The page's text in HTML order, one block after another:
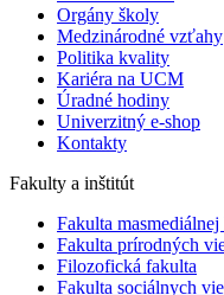
Orgány školy
Medzinárodné vzťahy
Politika kvality
Kariéra na UCM
Úradné hodiny
Univerzitný e-shop
Kontakty
Fakulty a inštitút
Fakulta
Fakulta prírodných
Filozofická fakulta
Fakulta ​sociálnych